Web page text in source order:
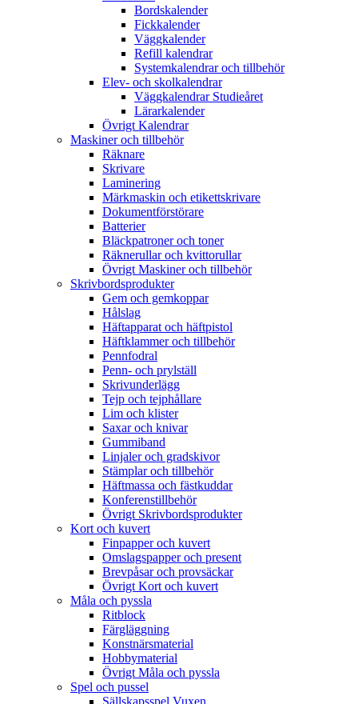
Bordskalender
Fickkalender
Väggkalender
Refill kalendrar
Systemkalendrar och tillbehör
Elev- och skolkalendrar
Väggkalendrar Studieåret
Lärarkalender
Övrigt Kalendrar
Maskiner och tillbehör
Räknare
Skrivare
Laminering
Märkmaskin och etikettskrivare
Dokumentförstörare
Batterier
Bläckpatroner och toner
Räknerullar och kvittorullar
Övrigt Maskiner och tillbehör
Skrivbordsprodukter
Gem och gemkoppar
Hålslag
Häftapparat och häftpistol
Häftklammer och tillbehör
Pennfodral
Penn- och prylställ
Skrivunderlägg
Tejp och tejphållare
Lim och klister
Saxar och knivar
Gummiband
Linjaler och gradskivor
Stämplar och tillbehör
Häftmassa och fästkuddar
Konferenstillbehör
Övrigt Skrivbordsprodukter
Kort och kuvert
Finpapper och kuvert
Omslagspapper och present
Brevpåsar och provsäckar
Övrigt Kort och kuvert
Måla och pyssla
Ritblock
Färgläggning
Konstnärsmaterial
Hobbymaterial
Övrigt Måla och pyssla
Spel och pussel
Sällskapsspel Vuxen